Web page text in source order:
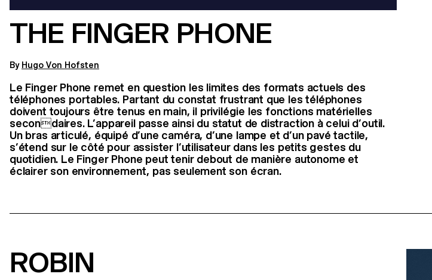
THE FINGER PHONE
By Hugo Von Hofsten
Le Finger Phone remet en question les limites des formats actuels des
téléphones portables. Partant du constat frustrant que les téléphones
doivent toujours être tenus en main, il privilégie les fonctions matérielles
secondaires. L’appareil passe ainsi du statut de distraction à celui d’outil.
Un bras articulé, équipé d’une caméra, d’une lampe et d’un pavé tactile,
s’étend sur le côté pour assister l’utilisateur dans les petits gestes du
quotidien. Le Finger Phone peut tenir debout de manière autonome et
éclairer son environnement, pas seulement son écran.
ROBIN